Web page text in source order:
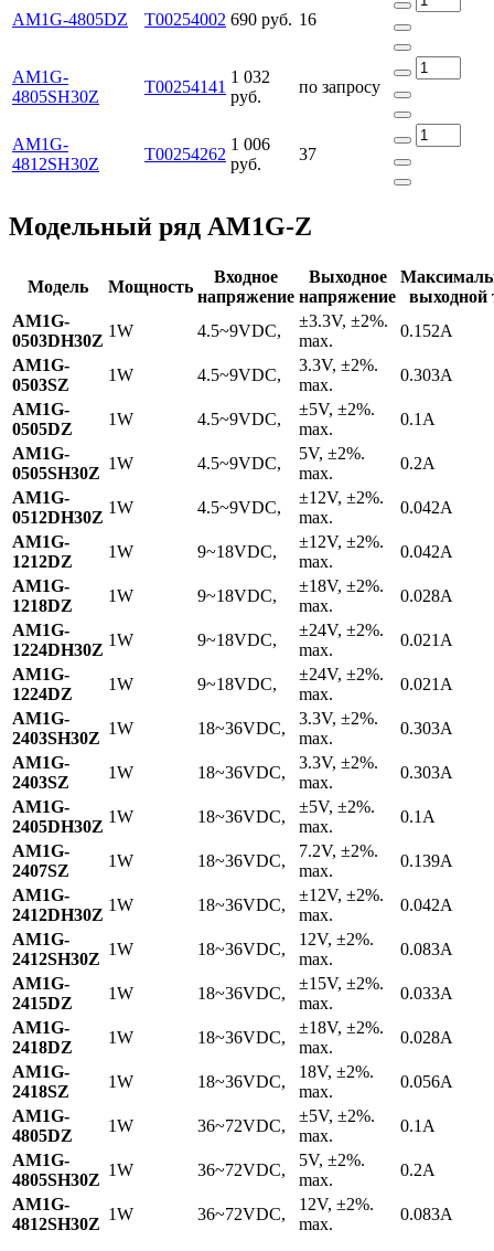
AM1G-4805DZ Т00254002 690 руб. 16
AM1G-
4805SH30Z
Т00254141
1 032
руб.
по запросу
AM1G-
4812SH30Z
Т00254262
1 006
руб.
37
Модельный ряд AM1G-Z
Модель Мощность
Входное
напряжение
Выходное
напряжение
выходной
AM1G-
0503DH30Z
1W 4.5~9VDC,
±3.3V, ±2%.
max.
0.152A
AM1G-
0503SZ
1W 4.5~9VDC,
3.3V, ±2%.
max.
0.303A
AM1G-
0505DZ
1W 4.5~9VDC,
±5V, ±2%.
max.
0.1A
AM1G-
0505SH30Z
1W 4.5~9VDC,
5V, ±2%.
max.
0.2A
AM1G-
0512DH30Z
1W 4.5~9VDC,
±12V, ±2%.
max.
0.042A
AM1G-
1212DZ
1W 9~18VDC,
±12V, ±2%.
max.
0.042A
AM1G-
1218DZ
1W 9~18VDC,
±18V, ±2%.
max.
0.028A
AM1G-
1224DH30Z
1W 9~18VDC,
±24V, ±2%.
max.
0.021A
AM1G-
1224DZ
1W 9~18VDC,
±24V, ±2%.
max.
0.021A
AM1G-
2403SH30Z
1W 18~36VDC,
3.3V, ±2%.
max.
0.303A
AM1G-
2403SZ
1W 18~36VDC,
3.3V, ±2%.
max.
0.303A
AM1G-
2405DH30Z
1W 18~36VDC,
±5V, ±2%.
max.
0.1A
AM1G-
2407SZ
1W 18~36VDC,
7.2V, ±2%.
max.
0.139A
AM1G-
2412DH30Z
1W 18~36VDC,
±12V, ±2%.
max.
0.042A
AM1G-
2412SH30Z
1W 18~36VDC,
12V, ±2%.
max.
0.083A
AM1G-
2415DZ
1W 18~36VDC,
±15V, ±2%.
max.
0.033A
AM1G-
2418DZ
1W 18~36VDC,
±18V, ±2%.
max.
0.028A
AM1G-
2418SZ
1W 18~36VDC,
18V, ±2%.
max.
0.056A
AM1G-
4805DZ
1W 36~72VDC,
±5V, ±2%.
max.
0.1A
AM1G-
4805SH30Z
1W 36~72VDC,
5V, ±2%.
max.
0.2A
AM1G-
4812SH30Z
1W 36~72VDC,
12V, ±2%.
max.
0.083A